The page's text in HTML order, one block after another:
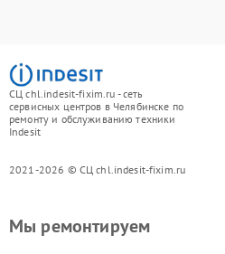
СЦ chl.indesit-fixim.ru - сеть
сервисных центров в Челябинске по
ремонту и обслуживанию техники
Indesit
2021-2026 © СЦ chl.indesit-fixim.ru
Мы ремонтируем